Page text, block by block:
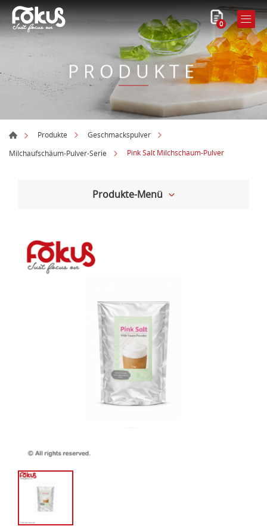
0
PRODUKTE
Produkte
Geschmackspulver
Milchaufschäum-Pulver-Serie
Pink Salt Milchschaum-Pulver
Produkte-Menü